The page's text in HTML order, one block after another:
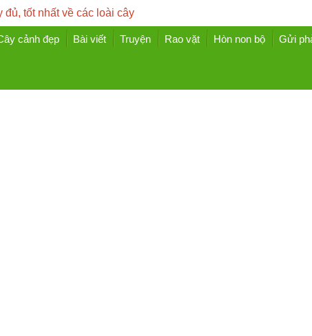
tốt nhất về các loài cây
cảnh đẹp Bài viết Truyện Rao vặt Hòn non bộ Gửi